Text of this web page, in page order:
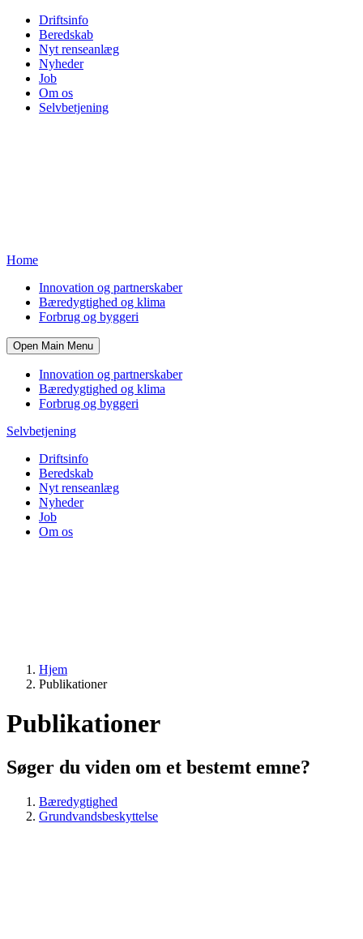
Driftsinfo
Beredskab
Nyt renseanlæg
Nyheder
Job
Om os
Selvbetjening
Home
Innovation og partnerskaber
Bæredygtighed og klima
Forbrug og byggeri
Open Main Menu
Innovation og partnerskaber
Bæredygtighed og klima
Forbrug og byggeri
Selvbetjening
Driftsinfo
Beredskab
Nyt renseanlæg
Nyheder
Job
Om os
Hjem
Publikationer
Publikationer
Søger du viden om et bestemt emne?
Bæredygtighed
Grundvandsbeskyttelse